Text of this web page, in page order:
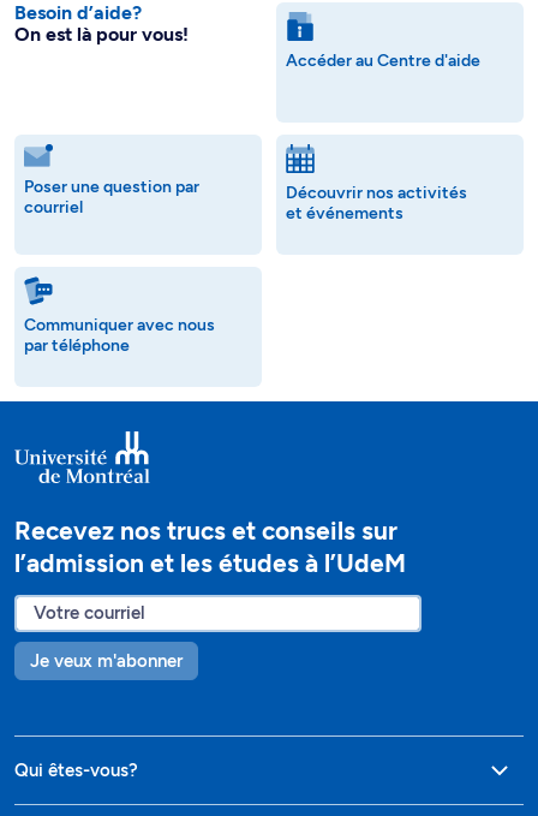
Besoin d’aide?
On est là pour vous!
Accéder au Centre d'aide
Poser une question par
courriel
Découvrir nos activités
et événements
Communiquer avec nous
par téléphone
Recevez nos trucs et conseils sur
l’admission et les études à l’UdeM
Je veux m'abonner
Qui êtes-vous?